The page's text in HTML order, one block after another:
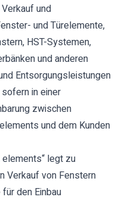
und
und Türelemente,
HST-Systemen,
und anderen
Entsorgungsleistungen
in einer
zwischen
und dem Kunden
legt zu
Verkauf von Fenstern
den Einbau